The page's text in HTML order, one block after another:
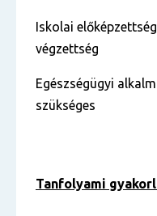
Iskolai
végzettség
Egészségügyi
szükséges
Tanfolyami